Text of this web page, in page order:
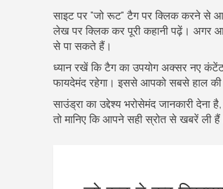
साइट पर "जो रूट" टैग पर क्लिक करने से
लेख पर क्लिक कर पूरी कहानी पढ़ें। अगर
से पा सकते हैं।
ध्यान रखें कि टैग का उपयोग अक्सर नए
फायदेमंद रहेगा। इससे आपको सबसे हाल
साउंड्रा का उद्देश्य भरोसेमंद जानकारी
तो मानिए कि आपने सही स्रोत से खबरें